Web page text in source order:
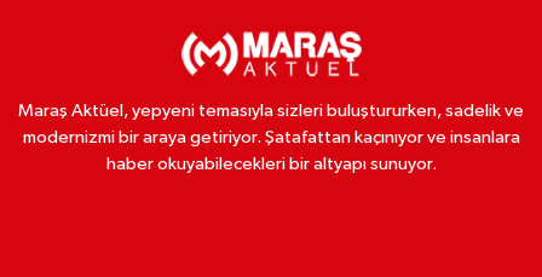
Maraş Aktüel, yepyeni temasıyla sizleri buluştururken, sadelik ve
modernizmi bir araya getiriyor. Şatafattan kaçınıyor ve insanlara
haber okuyabilecekleri bir altyapı sunuyor.